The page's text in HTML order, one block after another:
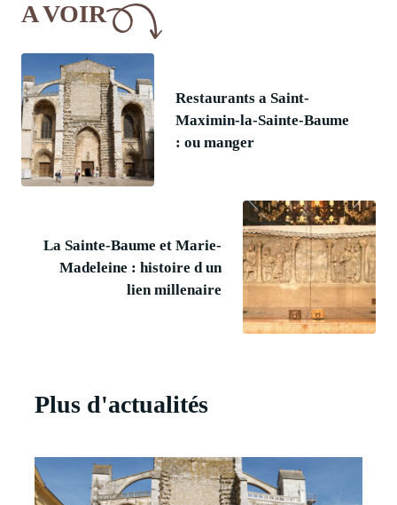
A VOIR
Restaurants a Saint-
Maximin-la-Sainte-Baume
: ou manger
La Sainte-Baume et Marie-
Madeleine : histoire d un
lien millenaire
Plus d'actualités